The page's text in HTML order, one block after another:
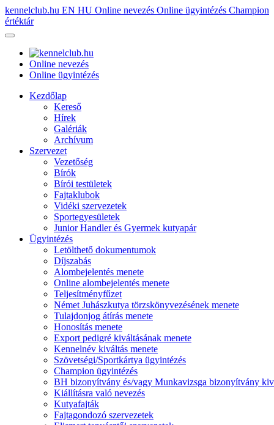
kennelclub.hu EN HU Online nevezés Online ügyintézés Champion
értéktár
Online nevezés
Online ügyintézés
Kezdőlap
Kereső
Hírek
Galériák
Archívum
Szervezet
Vezetőség
Bírók
Bírói testületek
Fajtaklubok
Vidéki szervezetek
Sportegyesületek
Junior Handler és Gyermek kutyapár
Ügyintézés
Letölthető dokumentumok
Díjszabás
Alombejelentés menete
Online alombejelentés menete
Teljesítményfűzet
Német Juhászkutya törzskönyvezésének menete
Tulajdonjog átírás menete
Honosítás menete
Export pedigré kiváltásának menete
Kennelnév kiváltás menete
Szövetségi/Sportkártya ügyintézés
Champion ügyintézés
BH bizonyítvány és/vagy Munkavizsga bizonyítvány
Kiállításra való nevezés
Kutyafajták
Fajtagondozó szervezetek